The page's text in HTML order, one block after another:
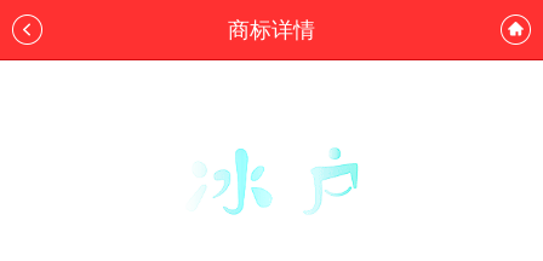
商标详情